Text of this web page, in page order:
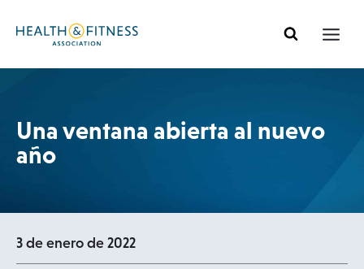
Una ventana abierta al nuevo
año
3 de enero de 2022